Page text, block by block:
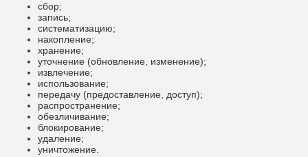
сбор;
запись;
систематизацию;
накопление;
хранение;
уточнение (обновление, изменение);
извлечение;
использование;
передачу (предоставление, доступ);
распространение;
обезличивание;
блокирование;
удаление;
уничтожение.